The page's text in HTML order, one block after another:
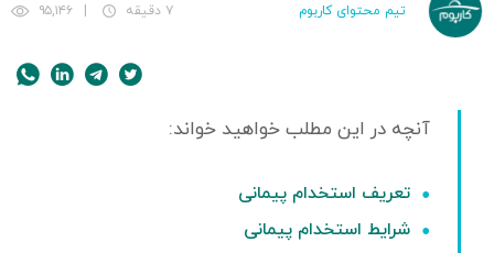
تیم محتوای کاربوم ۷ دقیقه ۹۵,۱۴۶
تعریف استخدام پیمانی
شرایط استخدام پیمانی